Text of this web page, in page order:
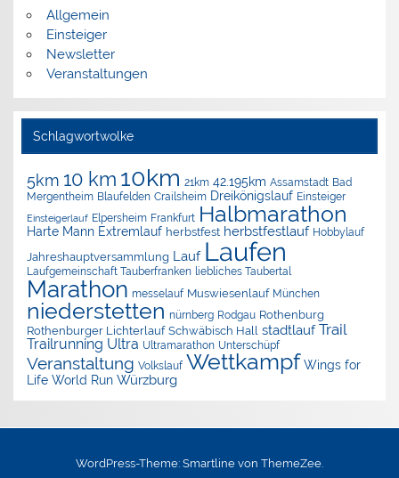
Allgemein
Einsteiger
Newsletter
Veranstaltungen
Schlagwortwolke
5km 10 km 10km 21km 42.195km Assamstadt Bad
Mergentheim Blaufelden Crailsheim Dreikönigslauf Einsteiger
Einsteigerlauf Elpersheim Frankfurt Halbmarathon
Harte Mann Extremlauf herbstfest herbstfestlauf Hobbylauf
Jahreshauptversammlung Lauf Laufen
Laufgemeinschaft Tauberfranken liebliches Taubertal
Marathon messelauf Muswiesenlauf München
niederstetten nürnberg Rodgau Rothenburg
Rothenburger Lichterlauf Schwäbisch Hall stadtlauf Trail
Trailrunning Ultra Ultramarathon Unterschüpf
Veranstaltung Volkslauf Wettkampf Wings for
Life World Run Würzburg
WordPress-Theme: Smartline von ThemeZee.